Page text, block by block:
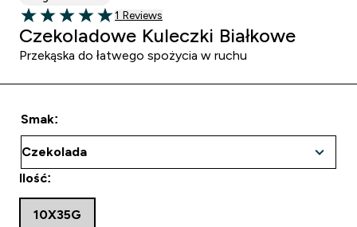
5 out of 5 stars
1 customer reviews
1 Reviews
Czekoladowe Kuleczki Białkowe
Przekąska do łatwego spożycia w ruchu
Smak:
Ilość:
10X35G